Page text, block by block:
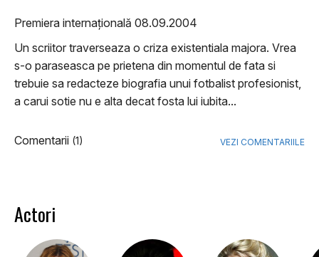
Premiera internațională 08.09.2004
Un scriitor traverseaza o criza existentiala majora. Vrea
s-o paraseasca pe prietena din momentul de fata si
trebuie sa redacteze biografia unui fotbalist profesionist,
a carui sotie nu e alta decat fosta lui iubita...
Comentarii (1) VEZI COMENTARIILE
Actori